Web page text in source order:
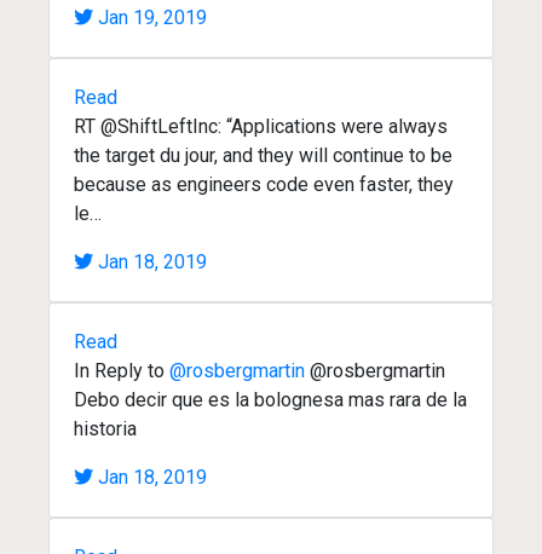
Jan 19, 2019
Read
RT @ShiftLeftInc: “Applications were always
the target du jour, and they will continue to be
because as engineers code even faster, they
le…
Jan 18, 2019
Read
In Reply to @rosbergmartin @rosbergmartin
Debo decir que es la bolognesa mas rara de la
historia
Jan 18, 2019